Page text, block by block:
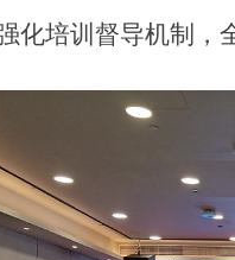
化培训督导机制，